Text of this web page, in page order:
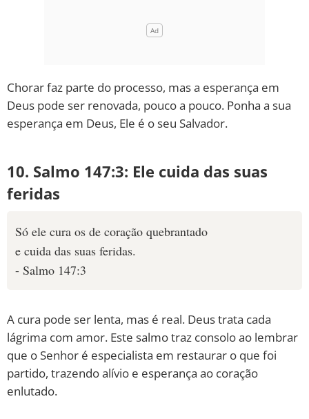
Chorar faz parte do processo, mas a esperança em
Deus pode ser renovada, pouco a pouco. Ponha a sua
esperança em Deus, Ele é o seu Salvador.
10. Salmo 147:3: Ele cuida das suas
feridas
Só ele cura os de coração quebrantado
e cuida das suas feridas.
- Salmo 147:3
A cura pode ser lenta, mas é real. Deus trata cada
lágrima com amor. Este salmo traz consolo ao lembrar
que o Senhor é especialista em restaurar o que foi
partido, trazendo alívio e esperança ao coração
enlutado.